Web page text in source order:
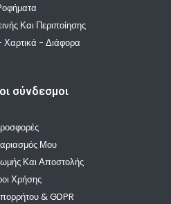
Και Περιποίησης
Χαρτικά - Διάφορα
σύνδεσμοι
Μου
Και Αποστολής
Χρήσης
& GDPR